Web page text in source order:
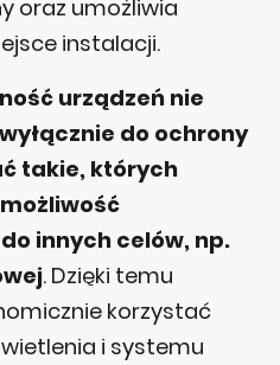
oraz umożliwia
instalacji.
urządzeń nie
do ochrony
takie, których
innych celów, np.
. Dzięki temu
korzystać
i systemu